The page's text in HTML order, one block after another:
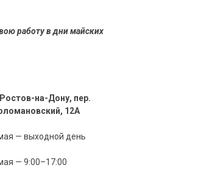
работу в дни майских
на-Дону, пер.
12А
— выходной день
— 9:00–17:00